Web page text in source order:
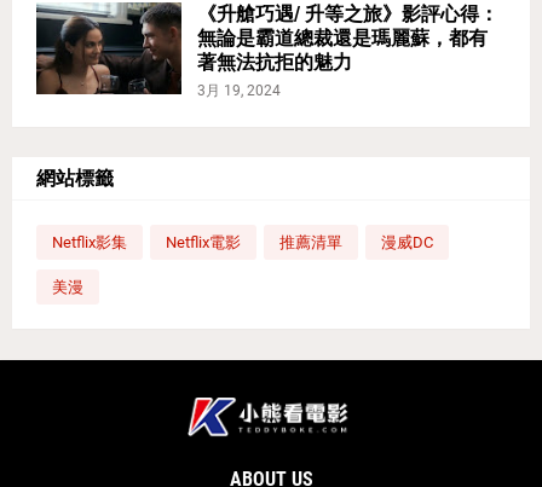
《升艙巧遇/ 升等之旅》影評心得：
無論是霸道總裁還是瑪麗蘇，都有
著無法抗拒的魅力
3月 19, 2024
網站標籤
Netflix影集 Netflix電影 推薦清單 漫威DC
美漫
ABOUT US